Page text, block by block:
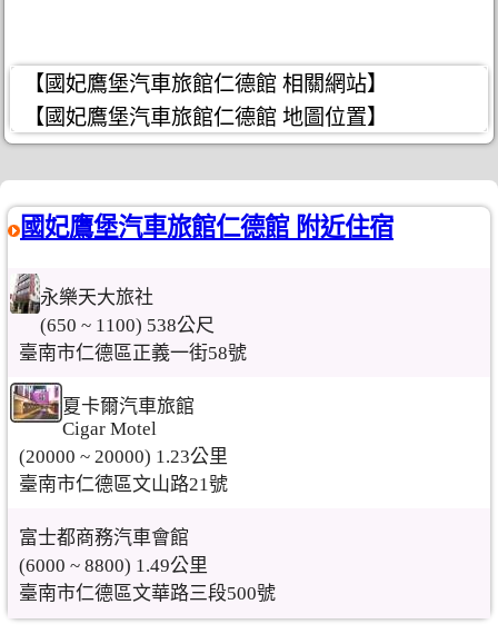
【國妃鷹堡汽車旅館仁德館 相關網站】
【國妃鷹堡汽車旅館仁德館 地圖位置】
國妃鷹堡汽車旅館仁德館 附近住宿
永樂天大旅社
(650 ~ 1100) 538公尺
臺南市仁德區正義一街58號
夏卡爾汽車旅館
Cigar Motel
(20000 ~ 20000) 1.23公里
臺南市仁德區文山路21號
富士都商務汽車會館
(6000 ~ 8800) 1.49公里
臺南市仁德區文華路三段500號